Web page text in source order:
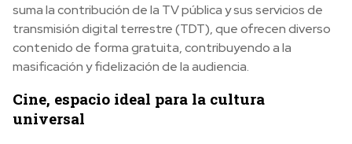
suma la contribución de la TV pública y sus servicios de
transmisión digital terrestre (TDT), que ofrecen diverso
contenido de forma gratuita, contribuyendo a la
masificación y fidelización de la audiencia.
Cine, espacio ideal para la cultura
universal